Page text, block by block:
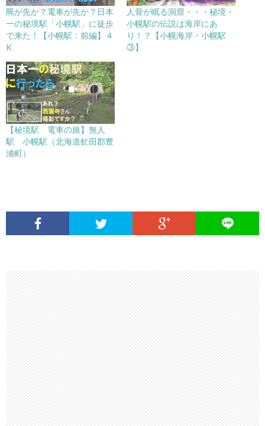
羆が先か？電車が先か？日本
一の秘境駅「小幌駅」に徒歩
で来た！【小幌駅：前編】４
K
人骨が眠る洞窟・・・秘境・
小幌駅の伝説は海岸にあ
り！？【小幌海岸・小幌駅
③】
【秘境駅 電車の旅】無人
駅 小幌駅（北海道虻田郡豊
浦町）